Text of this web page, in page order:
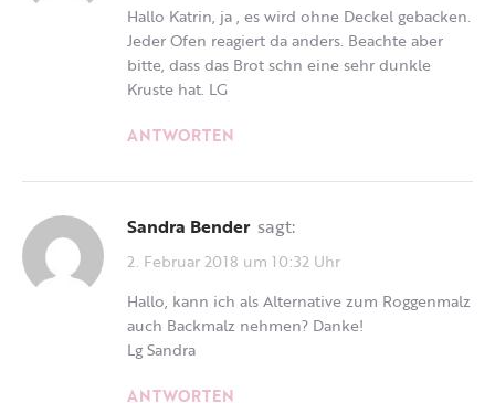
Hallo Katrin, ja , es wird ohne Deckel gebacken.
Jeder Ofen reagiert da anders. Beachte aber
bitte, dass das Brot schn eine sehr dunkle
Kruste hat. LG
ANTWORTEN
Sandra Bender sagt:
2. Februar 2018 um 10:32 Uhr
Hallo, kann ich als Alternative zum Roggenmalz
auch Backmalz nehmen? Danke!
Lg Sandra
ANTWORTEN